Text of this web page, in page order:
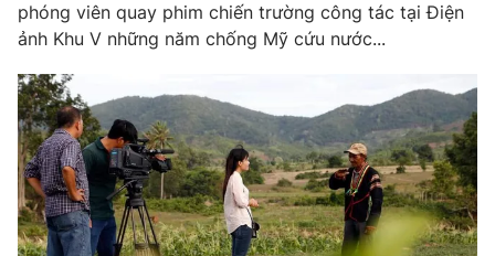
Thị trường 24h Tấm lòng Việt
VTV4 Vươn mình bằng AI
VTV9 VTV8
Liên hệ tòa soạn English
phóng viên quay phim chiến trường công tác tại Điện
ảnh Khu V những năm chống Mỹ cứu nước...